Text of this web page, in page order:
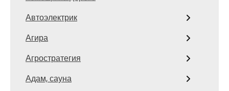
Автоэлектрик
Агира
Агростратегия
Адам, сауна